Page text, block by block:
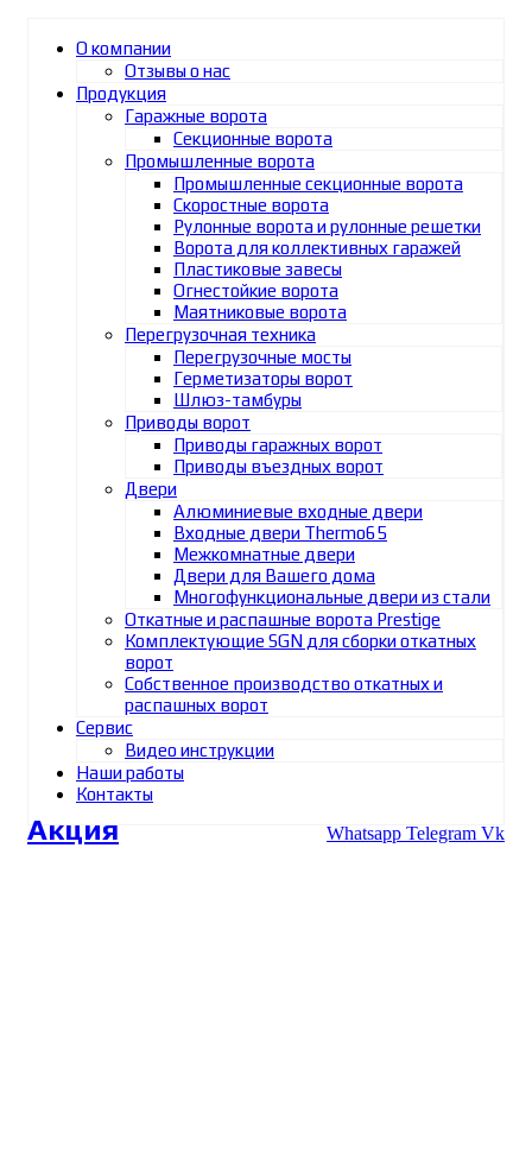
О компании
Отзывы о нас
Продукция
Гаражные ворота
Секционные ворота
Промышленные ворота
Промышленные секционные ворота
Скоростные ворота
Рулонные ворота и рулонные решетки
Ворота для коллективных гаражей
Пластиковые завесы
Огнестойкие ворота
Маятниковые ворота
Перегрузочная техника
Перегрузочные мосты
Герметизаторы ворот
Шлюз-тамбуры
Приводы ворот
Приводы гаражных ворот
Приводы въездных ворот
Двери
Алюминиевые входные двери
Входные двери Thermo65
Межкомнатные двери
Двери для Вашего дома
Многофункциональные двери из стали
Откатные и распашные ворота Prestige
Комплектующие SGN для сборки откатных
ворот
Собственное производство откатных и
распашных ворот
Сервис
Видео инструкции
Наши работы
Контакты
Акция Whatsapp Telegram Vk